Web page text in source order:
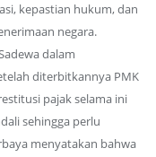
kepastian hukum, dan
negara.
dalam
diterbitkannya PMK
pajak selama ini
sehingga perlu
menyatakan bahwa